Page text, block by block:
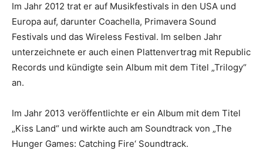
Im Jahr 2012 trat er auf Musikfestivals in den USA und
Europa auf, darunter Coachella, Primavera Sound
Festivals und das Wireless Festival. Im selben Jahr
unterzeichnete er auch einen Plattenvertrag mit Republic
Records und kündigte sein Album mit dem Titel „Trilogy“
an.
Im Jahr 2013 veröffentlichte er ein Album mit dem Titel
„Kiss Land“ und wirkte auch am Soundtrack von „The
Hunger Games: Catching Fire‘ Soundtrack.